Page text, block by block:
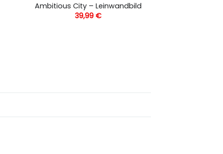
Ambitious City – Leinwandbild
39,99 €